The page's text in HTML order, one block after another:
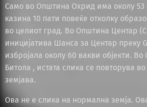
Само во Општина Охрид има околу
казина 10 пати повеќе отколку
во целиот град. Во Општина Центар
иницијатива Шанса за Центар преку
избројала околу 60 вакви објекти. Во
Битола , истата слика се повторува во
земјава.
Ова не е слика на нормална земја.